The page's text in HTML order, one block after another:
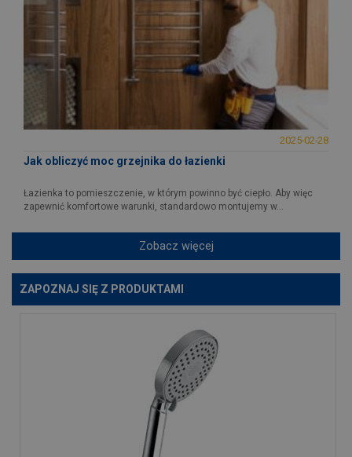
2025-02-28
Jak obliczyć moc grzejnika do łazienki
Łazienka to pomieszczenie, w którym powinno być ciepło. Aby więc
zapewnić komfortowe warunki, standardowo montujemy w...
Zobacz więcej
ZAPOZNAJ SIĘ Z PRODUKTAMI